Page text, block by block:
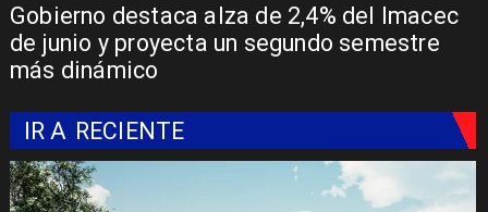
Gobierno destaca alza de 2,4% del Imacec
de junio y proyecta un segundo semestre
más dinámico
IR A RECIENTE